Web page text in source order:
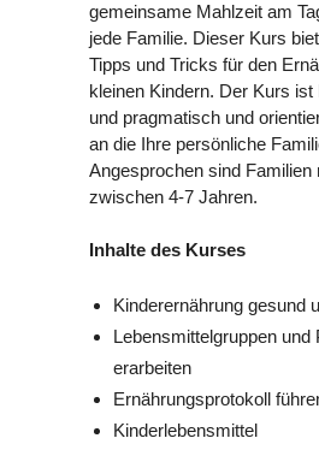
gemeinsame Mahlzeit am
jede Familie. Dieser Kurs
Tipps und Tricks für den
kleinen Kindern. Der Kurs
und pragmatisch und
an die Ihre persönliche
Angesprochen sind Familien
zwischen 4-7 Jahren.
Inhalte des Kurses
Kinderernährung gesund
Lebensmittelgruppen und
erarbeiten
Ernährungsprotokoll
Kinderlebensmittel